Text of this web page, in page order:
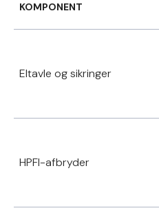
KOMPONENT
Eltavle og sikringer
HPFI-afbryder